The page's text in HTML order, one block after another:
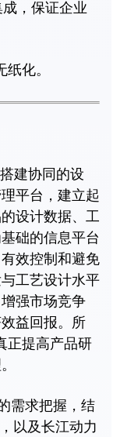
，保证企业
化。
建协同的设
平台，建立起
设计数据、工
础的信息平台
效控制和避免
工艺设计水平
强市场竞争
益回报。所
正提高产品研
需求把握，结
以及长江动力